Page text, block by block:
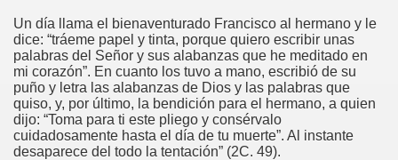
Un día llama el bienaventurado Francisco al hermano y le
dice: “tráeme papel y tinta, porque quiero escribir unas
palabras del Señor y sus alabanzas que he meditado en
mi corazón”. En cuanto los tuvo a mano, escribió de su
puño y letra las alabanzas de Dios y las palabras que
quiso, y, por último, la bendición para el hermano, a quien
dijo: “Toma para ti este pliego y consérvalo
cuidadosamente hasta el día de tu muerte”. Al instante
desaparece del todo la tentación” (2C. 49).
chino